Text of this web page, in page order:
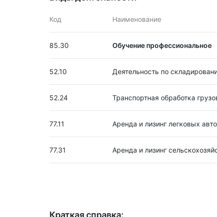
Код Наименование
85.30 Обучение профессиональное
52.10 Деятельность по
52.24 Транспортная обработка
77.11 Аренда и лизинг легковых
77.31 Аренда и лизинг
Краткая справка: